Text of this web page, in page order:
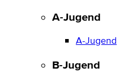
A-Jugend
A-Jugend
B-Jugend